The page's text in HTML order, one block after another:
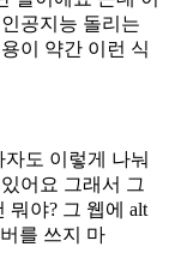
공지능 돌리는
이 약간 이런 식
도 이렇게 나눠
어요 그래서 그
뭐야? 그 웹에 alt
를 쓰지 마